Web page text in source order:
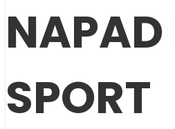
SPORT